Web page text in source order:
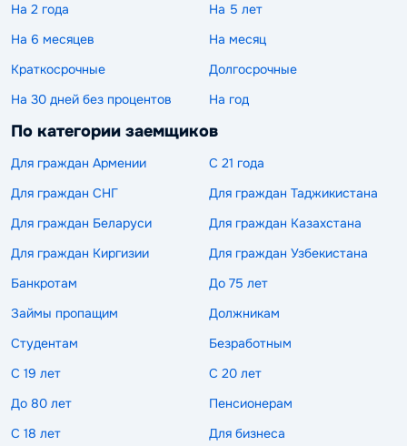
На 2 года
На 5 лет
На 6 месяцев
На месяц
Краткосрочные
Долгосрочные
На 30 дней без процентов
На год
По категории заемщиков
Для граждан Армении
С 21 года
Для граждан СНГ
Для граждан Таджикистана
Для граждан Беларуси
Для граждан Казахстана
Для граждан Киргизии
Для граждан Узбекистана
Банкротам
До 75 лет
Займы пропащим
Должникам
Студентам
Безработным
С 19 лет
С 20 лет
До 80 лет
Пенсионерам
С 18 лет
Для бизнеса